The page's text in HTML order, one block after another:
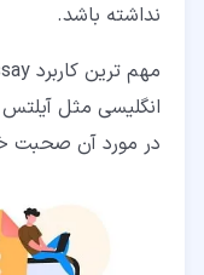
نداشته باشد.
در مورد آن صحبت